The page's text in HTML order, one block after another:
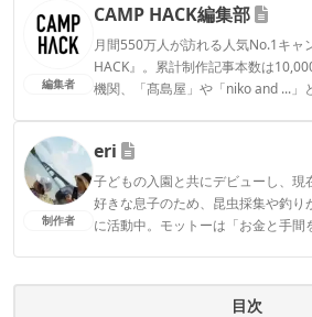
編集者
CAMP HACK編集部
月間550万人が訪れる人気No.1キャ
HACK』。累計制作記事本数は
機関、「髙島屋」や「niko and ...」
CAMP HACK編集部のプロフィール
制作者
eri
子どもの入園と共にデビューし、現
好きな息子のため、昆虫採集や釣り
に活動中。モットーは「お金と手
目次